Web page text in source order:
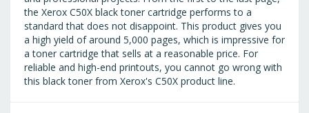
the Xerox C50X black toner cartridge performs to a
standard that does not disappoint. This product gives you
a high yield of around 5,000 pages, which is impressive for
a toner cartridge that sells at a reasonable price. For
reliable and high-end printouts, you cannot go wrong with
this black toner from Xerox's C50X product line.